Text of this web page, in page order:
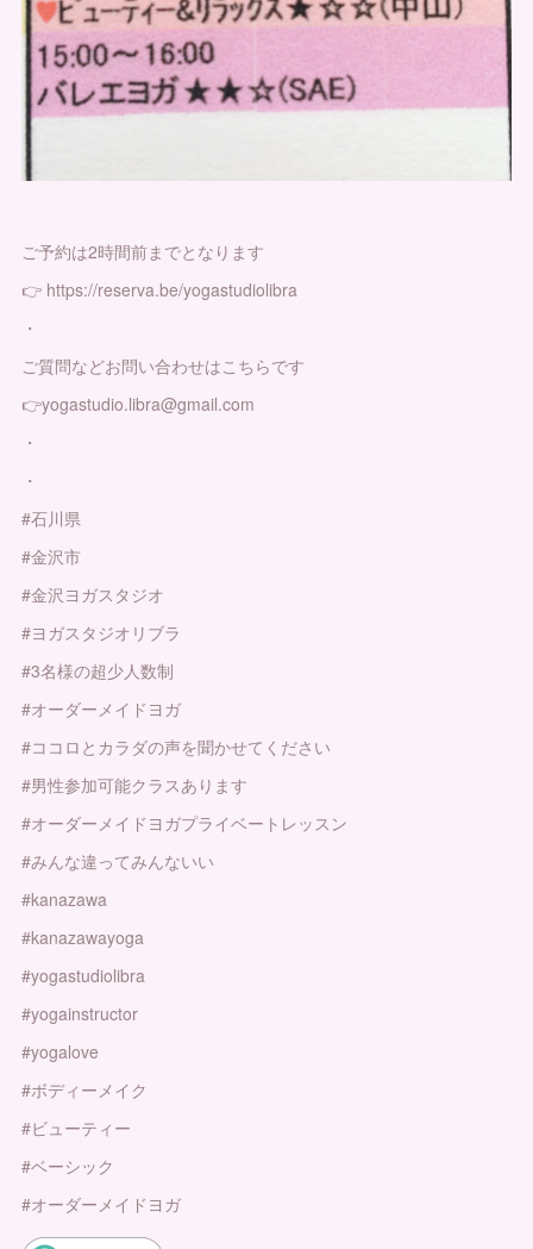
ご予約は2時間前までとなります
👉 https://reserva.be/yogastudiolibra
・
ご質問などお問い合わせはこちらです
👉yogastudio.libra@gmail.com
・
・
#石川県
#金沢市
#金沢ヨガスタジオ
#ヨガスタジオリブラ
#3名様の超少人数制
#オーダーメイドヨガ
#ココロとカラダの声を聞かせてください
#男性参加可能クラスあります
#オーダーメイドヨガプライベートレッスン
#みんな違ってみんないい
#kanazawa
#kanazawayoga
#yogastudiolibra
#yogainstructor
#yogalove
#ボディーメイク
#ビューティー
#ベーシック
#オーダーメイドヨガ